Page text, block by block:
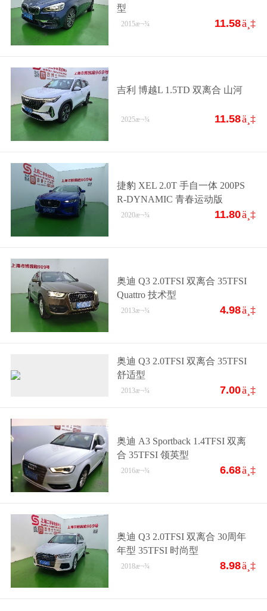
型
11.58ä¸‡
2015æ¬¾
吉利 博越L 1.5TD 双离合 山河
11.58ä¸‡
2025æ¬¾
捷豹 XEL 2.0T 手自一体 200PS
R-DYNAMIC 青春运动版
11.80ä¸‡
2020æ¬¾
奥迪 Q3 2.0TFSI 双离合 35TFSI
Quattro 技术型
4.98ä¸‡
2013æ¬¾
奥迪 Q3 2.0TFSI 双离合 35TFSI
舒适型
7.00ä¸‡
2013æ¬¾
奥迪 A3 Sportback 1.4TFSI 双离
合 35TFSI 领英型
6.68ä¸‡
2016æ¬¾
奥迪 Q3 2.0TFSI 双离合 30周年
年型 35TFSI 时尚型
8.98ä¸‡
2018æ¬¾